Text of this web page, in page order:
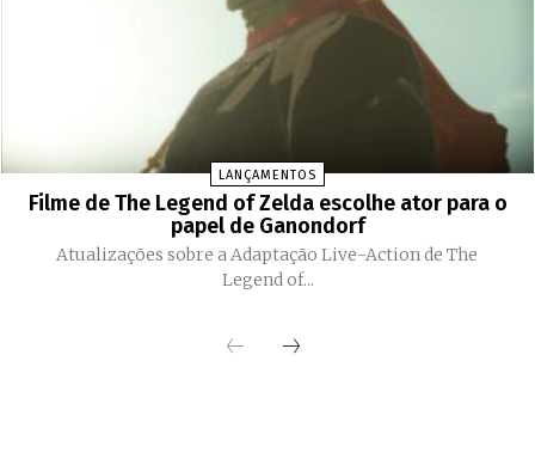
LANÇAMENTOS
Filme de The Legend of Zelda escolhe ator para o
papel de Ganondorf
Atualizações sobre a Adaptação Live-Action de The
Legend of...